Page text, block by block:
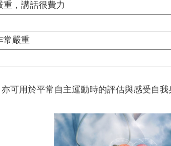
重，講話很費力
常嚴重
可用於平常自主運動時的評估與感受自